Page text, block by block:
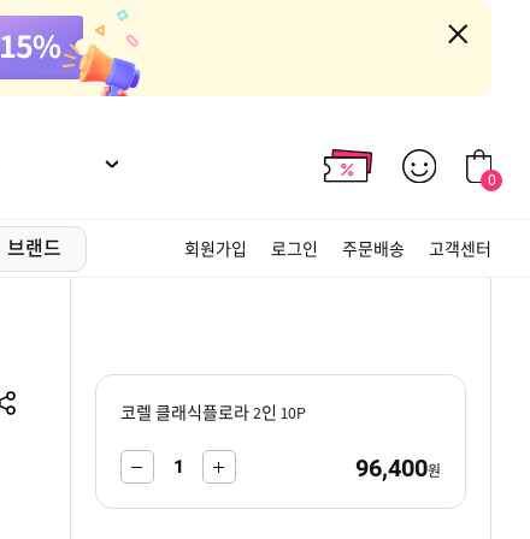
0
브랜드 회원가입 로그인 주문배송 고객센터
코렐 클래식플로라 2인 10P
96,400원